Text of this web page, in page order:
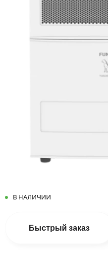
В НАЛИЧИИ
Быстрый заказ